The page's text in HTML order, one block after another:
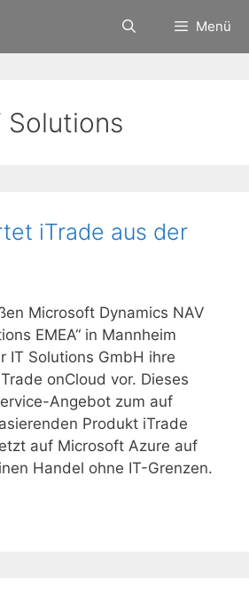
Menü
Solutions
iTrade aus der
Microsoft Dynamics NAV
EMEA“ in Mannheim
IT Solutions GmbH ihre
onCloud vor. Dieses
Angebot zum auf
Produkt iTrade
auf Microsoft Azure auf
Handel ohne IT-Grenzen.